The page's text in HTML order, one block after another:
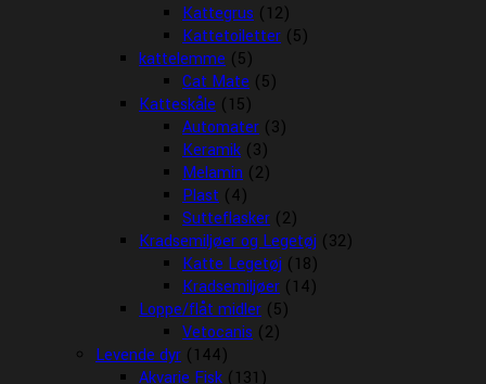
Kattegrus (12)
Kattetoiletter (5)
kattelemme (5)
Cat Mate (5)
Katteskåle (15)
Automater (3)
Keramik (3)
Melamin (2)
Plast (4)
Sutteflasker (2)
Kradsemiljøer og Legetøj (32)
Katte Legetøj (18)
Kradsemiljøer (14)
Loppe/flåt midler (5)
Vetocanis (2)
Levende dyr (144)
Akvarie Fisk (131)